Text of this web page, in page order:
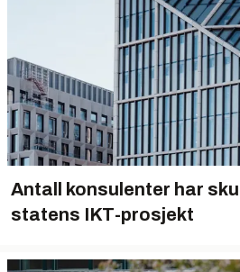
Antall konsulenter har
statens IKT-prosjekt